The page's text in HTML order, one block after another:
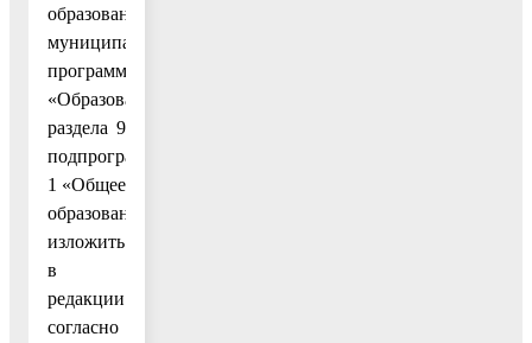
образование»
муниципальной
программы
«Образование»
раздела 9
подпрограммы
1 «Общее
образование»
изложить
в
редакции
согласно